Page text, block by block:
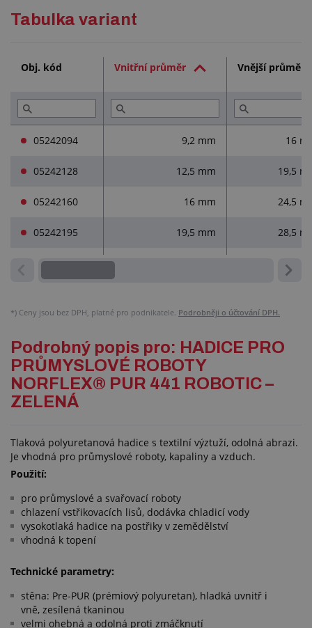
Přečtěte si (1)
Tabulka variant
Obj. kód Vnitřní průměr Vnější průměr
05242094 9,2 mm 16
05242128 12,5 mm 19,5
05242160 16 mm 24,5
05242195 19,5 mm 28,5
*) Ceny jsou bez DPH, platné pro podnikatele. Podrobněji o účtování DPH.
Podrobný popis pro: HADICE PRO
PRŮMYSLOVÉ ROBOTY
NORFLEX® PUR 441 ROBOTIC –
ZELENÁ
Tlaková polyuretanová hadice s textilní výztuží, odolná abrazi.
Je vhodná pro průmyslové roboty, kapaliny a vzduch.
Použití:
pro průmyslové a svařovací roboty
chlazení vstřikovacích lisů, dodávka chladicí vody
vysokotlaká hadice na postřiky v zemědělství
vhodná k topení
Technické parametry:
stěna: Pre-PUR (prémiový polyuretan), hladká uvnitř i
vně, zesílená tkaninou
velmi ohebná a odolná proti zmáčknutí